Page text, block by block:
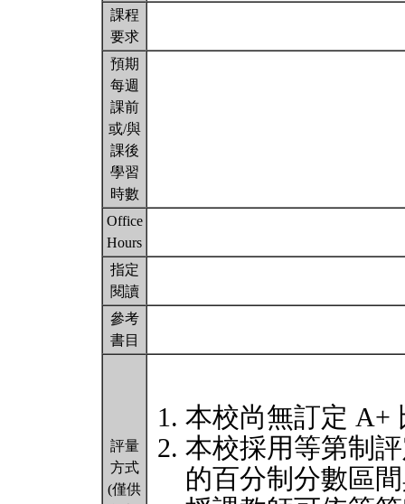
課程
要求
預期
每週
課前
或/與
課後
學習
時數
Office
Hours
指定
閱讀
參考
書目
評量
方式
(僅供
本校尚無訂定 A+
本校採用等第制
的百分制分數區